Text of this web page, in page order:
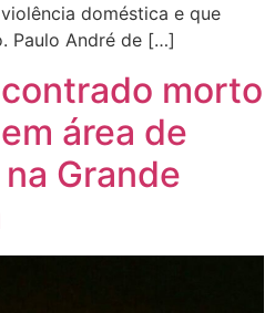
doméstica e que
Paulo André de […]
morto
área de
Grande